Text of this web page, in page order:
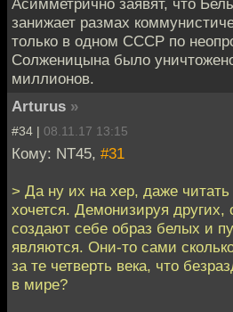
Асимметрично заявят, что
занижает размах
только в одном СССР по
Солженицына было
миллионов.
Arturus »
#34 | 08.11.17 13:15
Кому: NT45, #31
> Да ну их на хер, даже
хочется. Демонизируя
создают себе образ белых и
являются. Они-то сами
за те четверть века, что
в мире?